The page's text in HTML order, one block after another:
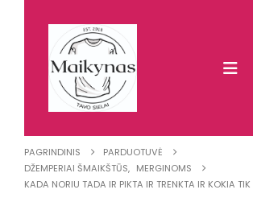
PAGRINDINIS
PARDUOTUVĖ
DŽEMPERIAI ŠMAIKŠTŪS, MERGINOMS
KADA NORIU TADA IR PIKTA IR TRENKTA IR KOKIA TIK